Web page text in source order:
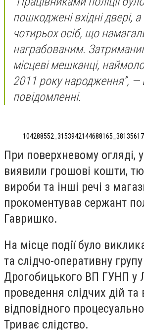
пошкоджені вхідні двері,
чотирьох осіб, що
награбованим.
місцеві мешканці,
2011 року народження”, —
повідомленні.
При поверхневому огляді,
виявили грошові кошти,
вироби та інші речі з
прокоментував сержант
Гавришко.
На місце події було
та слідчо-оперативну групу
Дрогобицького ВП ГУНП у
проведення слідчих дій та
відповідного
Триває слідство.